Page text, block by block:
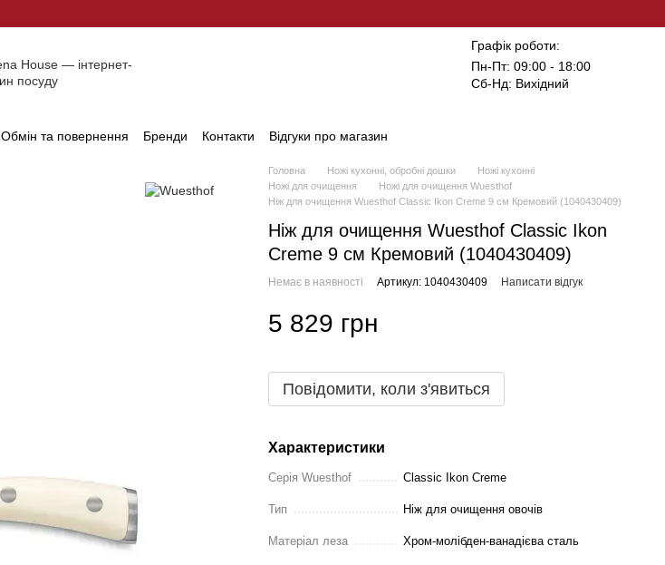
Графік роботи:
Пн-Пт: 09:00 - 18:00
Сб-Нд: Вихідний
Обмін та повернення Бренди Контакти Відгуки про магазин
Головна Ножі кухонні, обробні дошки
Ножі кухонні
Ножі для очищення
Ножі для очищення Wuesthof
Ніж для очищення Wuesthof Classic Ikon Creme 9 см Кремовий (1040430409)
Ніж для очищення Wuesthof Classic Ikon
Creme 9 см Кремовий (1040430409)
Немає в наявності Артикул: 1040430409 Написати відгук
5 829 грн
Повідомити, коли з'явиться
Характеристики
Серія Wuesthof Classic Ikon Creme
Тип Ніж для очищення овочів
Матеріал леза Хром-молібден-ванадієва сталь